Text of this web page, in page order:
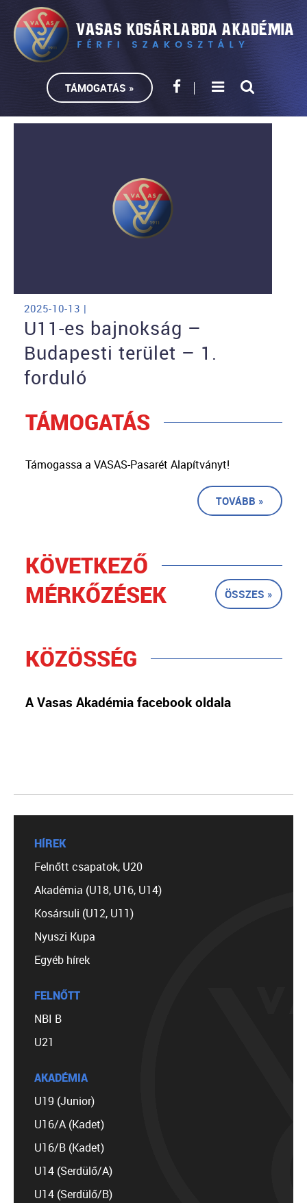
TÁMOGATÁS »
2025-10-13 |
U11-es bajnokság –
Budapesti terület – 1.
forduló
TÁMOGATÁS
Támogassa a VASAS-Pasarét Alapítványt!
TOVÁBB »
KÖVETKEZŐ
MÉRKŐZÉSEK
ÖSSZES »
KÖZÖSSÉG
A Vasas Akadémia facebook oldala
HÍREK
Felnőtt csapatok, U20
Akadémia (U18, U16, U14)
Kosársuli (U12, U11)
Nyuszi Kupa
Egyéb hírek
FELNŐTT
NBI B
U21
AKADÉMIA
U19 (Junior)
U16/A (Kadet)
U16/B (Kadet)
U14 (Serdülő/A)
U14 (Serdülő/B)